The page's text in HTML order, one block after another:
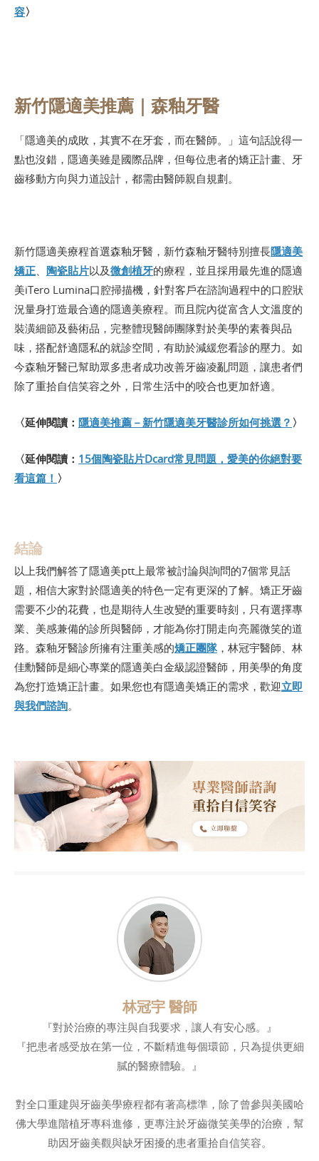
容〉
新竹隱適美推薦｜森釉牙醫
「隱適美的成敗，其實不在牙套，而在醫師。」這句話說得一
點也沒錯，隱適美雖是國際品牌，但每位患者的矯正計畫、牙
齒移動方向與力道設計，都需由醫師親自規劃。
新竹隱適美療程首選森釉牙醫，新竹森釉牙醫特別擅長隱適美
矯正
陶瓷貼片以及微創植牙的療程，並且採用最先進的隱適
美iTero Lumina口腔掃描機，針對客戶在諮詢過程中的口腔狀
況量身打造最合適的隱適美療程。而且院內從富含人文溫度的
裝潢細節及藝術品，完整體現醫師團隊對於美學的素養與品
味，搭配舒適隱私的就診空間，有助於減緩您看診的壓力。如
今森釉牙醫已幫助眾多患者成功改善牙齒凌亂問題，讓患者們
除了重拾自信笑容之外，日常生活中的咬合也更加舒適。
〈延伸閱讀： 隱適美推薦－新竹隱適美牙醫診所如何挑選？ 〉
〈延伸閱讀： 15個陶瓷貼片Dcard常見問題，愛美的你絕對要
看這篇！ 〉
結論
以上我們解答了隱適美ptt上最常被討論與詢問的7個常見話
題，相信大家對於隱適美的特色一定有更深的了解。矯正牙齒
需要不少的花費，也是期待人生改變的重要時刻，只有選擇專
業、美感兼備的診所與醫師，才能為你打開走向亮麗微笑的道
路。森釉牙醫診所擁有注重美感的矯正團隊，林冠宇醫師、林
佳勳醫師是細心專業的隱適美白金級認證醫師，用美學的角度
為您打造矯正計畫。如果您也有隱適美矯正的需求，歡迎立即
與我們諮詢。
林冠宇 醫師
『對於治療的專注與自我要求，讓人有安心感。』
『把患者感受放在第一位，不斷精進每個環節，只為提供更細
膩的醫療體驗。』
對全口重建與牙齒美學療程都有著高標準，除了曾參與美國哈
佛大學進階植牙專科進修，更專注於牙齒微笑美學的治療，幫
助因牙齒美觀與缺牙困擾的患者重拾自信笑容。